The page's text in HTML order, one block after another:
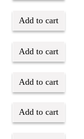
Add to cart
Add to cart
Add to cart
Add to cart